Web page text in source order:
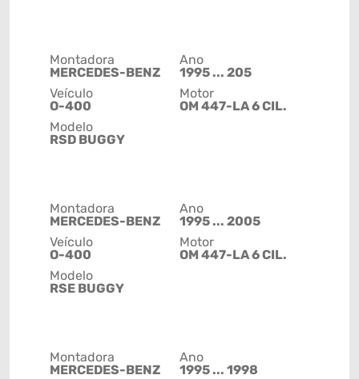
Montadora
MERCEDES-BENZ
Veículo
O-400
Modelo
RSD BUGGY
Ano
1995 ... 205
Motor
OM 447-LA 6 CIL.
Montadora
MERCEDES-BENZ
Veículo
O-400
Modelo
RSE BUGGY
Ano
1995 ... 2005
Motor
OM 447-LA 6 CIL.
Montadora
MERCEDES-BENZ
Ano
1995 ... 1998